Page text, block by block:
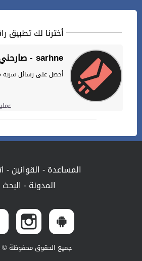
أخترنا لك تطبيق
صارحني - sarhne
أحصل على رسائل سرية
المساعدة- القوانين-
المدونة- البحث
جميع الحقوق محفوظة © 2024